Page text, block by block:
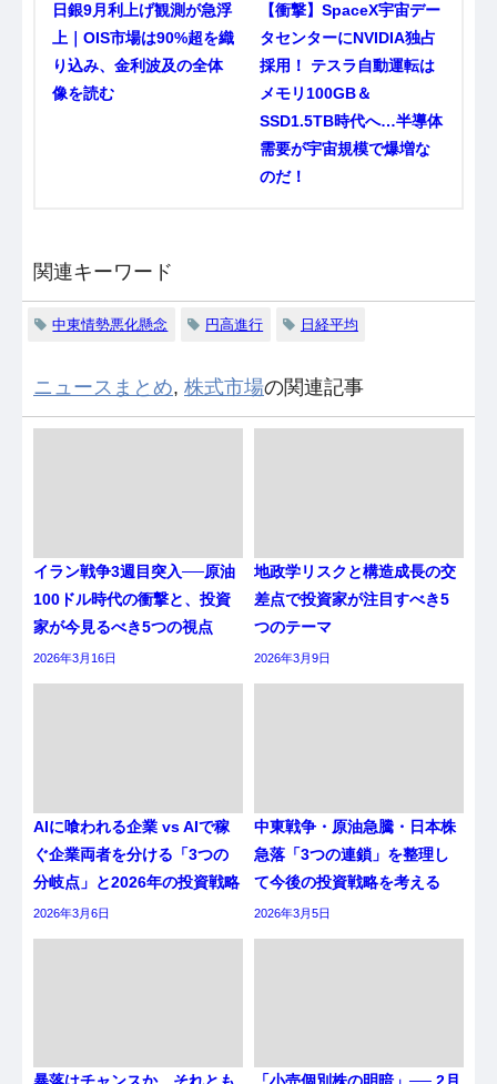
日銀9月利上げ観測が急浮
上｜OIS市場は90%超を織
り込み、金利波及の全体
像を読む
【衝撃】SpaceX宇宙デー
タセンターにNVIDIA独占
採用！ テスラ自動運転は
メモリ100GB＆
SSD1.5TB時代へ…半導体
需要が宇宙規模で爆増な
のだ！
関連キーワード
中東情勢悪化懸念 円高進行 日経平均
ニュースまとめ, 株式市場の関連記事
イラン戦争3週目突入──原油
100ドル時代の衝撃と、投資
家が今見るべき5つの視点
2026年3月16日
地政学リスクと構造成長の交
差点で投資家が注目すべき5
つのテーマ
2026年3月9日
AIに喰われる企業 vs AIで稼
ぐ企業両者を分ける「3つの
分岐点」と2026年の投資戦略
2026年3月6日
中東戦争・原油急騰・日本株
急落「3つの連鎖」を整理し
て今後の投資戦略を考える
2026年3月5日